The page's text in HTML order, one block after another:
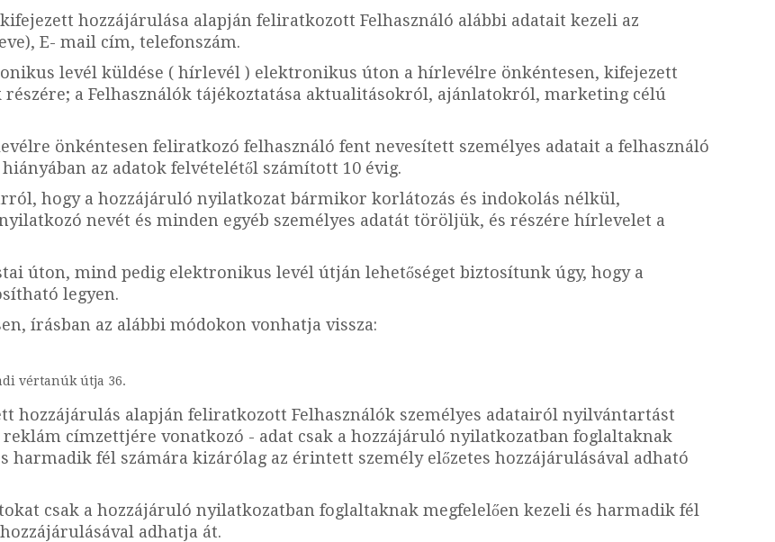
hozzájárulása alapján feliratkozott Felhasználó alábbi adatait kezeli az
E- mail cím, telefonszám.
levél küldése ( hírlevél ) elektronikus úton a hírlevélre önkéntesen, kifejezett
a Felhasználók tájékoztatása aktualitásokról, ajánlatokról, marketing célú
önkéntesen feliratkozó felhasználó fent nevesített személyes adatait a felhasználó
az adatok felvételétől számított 10 évig.
hogy a hozzájáruló nyilatkozat bármikor korlátozás és indokolás nélkül,
nevét és minden egyéb személyes adatát töröljük, és részére hírlevelet a
úton, mind pedig elektronikus levél útján lehetőséget biztosítunk úgy, hogy a
legyen.
írásban az alábbi módokon vonhatja vissza:
vértanúk útja 36.
hozzájárulás alapján feliratkozott Felhasználók személyes adatairól nyilvántartást
címzettjére vonatkozó - adat csak a hozzájáruló nyilatkozatban foglaltaknak
harmadik fél számára kizárólag az érintett személy előzetes hozzájárulásával adható
csak a hozzájáruló nyilatkozatban foglaltaknak megfelelően kezeli és harmadik fél
adhatja át.